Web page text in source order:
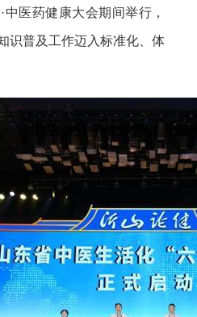
医药健康大会期间举行，
识普及工作迈入标准化、体